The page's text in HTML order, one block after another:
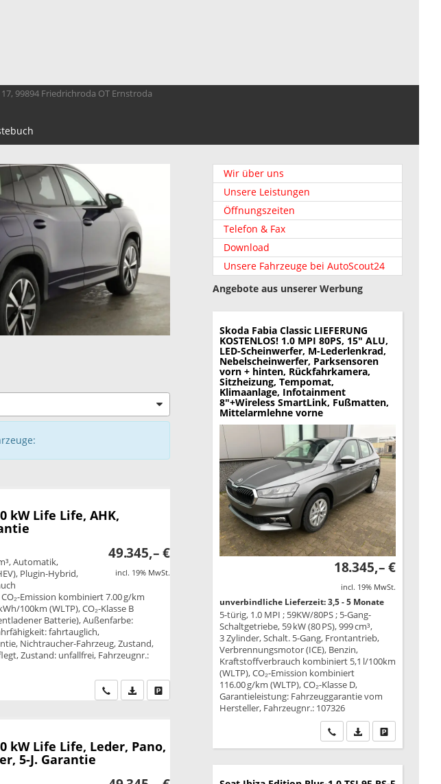
99894 Friedrichroda OT Ernstroda
kW Life Life, AHK,
49.345,– €
incl. 19% MwSt.
Automatik,
Plugin-Hybrid,
Emission kombiniert 7.00 g/km
100km (WLTP), CO₂-Klasse B
Batterie), Außenfarbe:
fahrtauglich,
Nichtraucher-Fahrzeug, Zustand,
Zustand: unfallfrei, Fahrzeugnr.:
Wir rufen Sie anPDF-Datei, Fahrzeugexposé drucken
Drucken, parken oder vergleichen
kW Life Life, Leder, Pano,
5-J. Garantie
Wir über uns
Unsere Leistungen
Öffnungszeiten
Telefon & Fax
Download
Unsere Fahrzeuge bei AutoScout24
Angebote aus unserer Werbung
Skoda Fabia Classic LIEFERUNG
KOSTENLOS! 1.0 MPI 80PS, 15" ALU,
LED-Scheinwerfer, M-Lederlenkrad,
Nebelscheinwerfer, Parksensoren
vorn + hinten, Rückfahrkamera,
Sitzheizung, Tempomat,
Klimaanlage, Infotainment
8"+Wireless SmartLink, Fußmatten,
Mittelarmlehne vorne
18.345,– €
incl. 19% MwSt.
unverbindliche Lieferzeit: 3,5 - 5 Monate
5-türig, 1.0 MPI ; 59KW/80PS ; 5-Gang-
Schaltgetriebe, 59 kW (80 PS), 999 cm³,
3 Zylinder, Schalt. 5-Gang, Frontantrieb,
Verbrennungsmotor (ICE), Benzin,
Kraftstoffverbrauch kombiniert 5,1 l/100km
(WLTP), CO₂-Emission kombiniert
116.00 g/km (WLTP), CO₂-Klasse D,
Garantieleistung: Fahrzeuggarantie vom
Hersteller, Fahrzeugnr.: 107326
Wir rufen Sie an
PDF-Datei,Drucken,